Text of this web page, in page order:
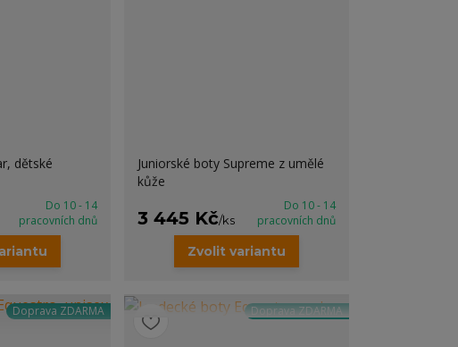
dětské
Do 10 - 14
pracovních dnů
Juniorské boty Supreme z umělé
kůže
3 445 Kč/ks
Do 10 - 14
pracovních dnů
Zvolit variantu
Doprava ZDARMA Doprava ZDARMA